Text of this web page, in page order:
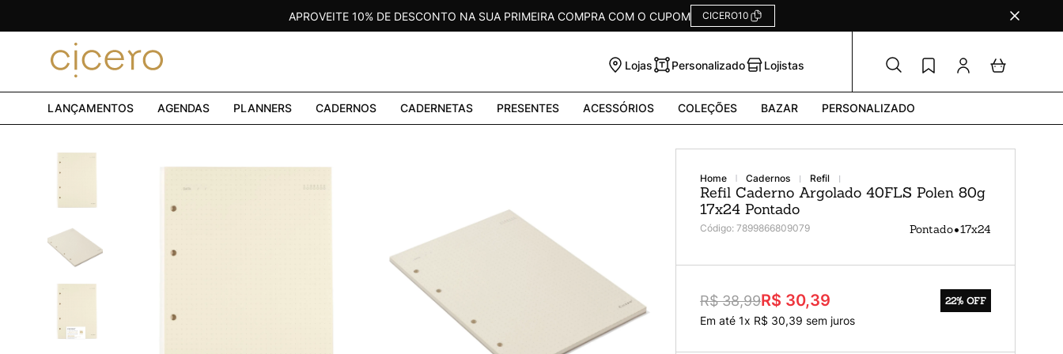
APROVEITE 10% DE DESCONTO NA SUA PRIMEIRA COMPRA COM O CUPOM CICERO10
Lojas Personalizado Lojistas
LANÇAMENTOS AGENDAS PLANNERS CADERNOS CADERNETAS PRESENTES ACESSÓRIOS COLEÇÕES BAZAR PERSONALIZADO
cadernos refil
Refil Caderno Argolado 40FLS Polen 80g
17x24 Pontado
Código: 7899866809079 Pontado•17x24
R$ 38,99R$ 30,39
Em até 1x R$ 30,39 sem juros
22% OFF